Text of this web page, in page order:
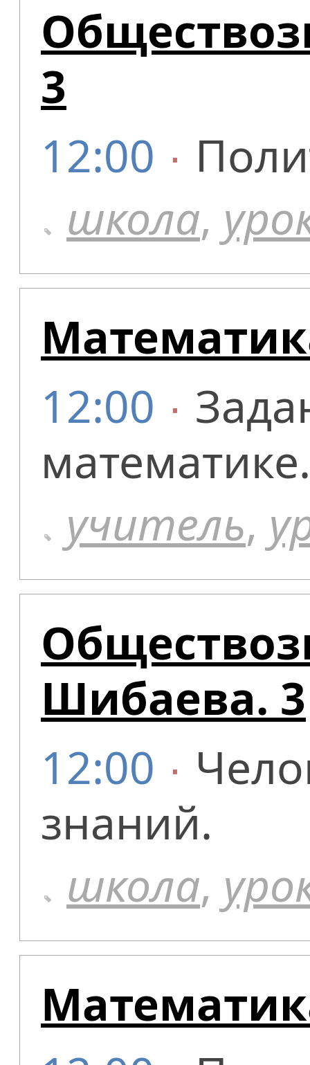
3
12:00 ∙
школа,
12:00 ∙
математике.
учитель,
Шибаева. 3
12:00 ∙
знаний.
школа,